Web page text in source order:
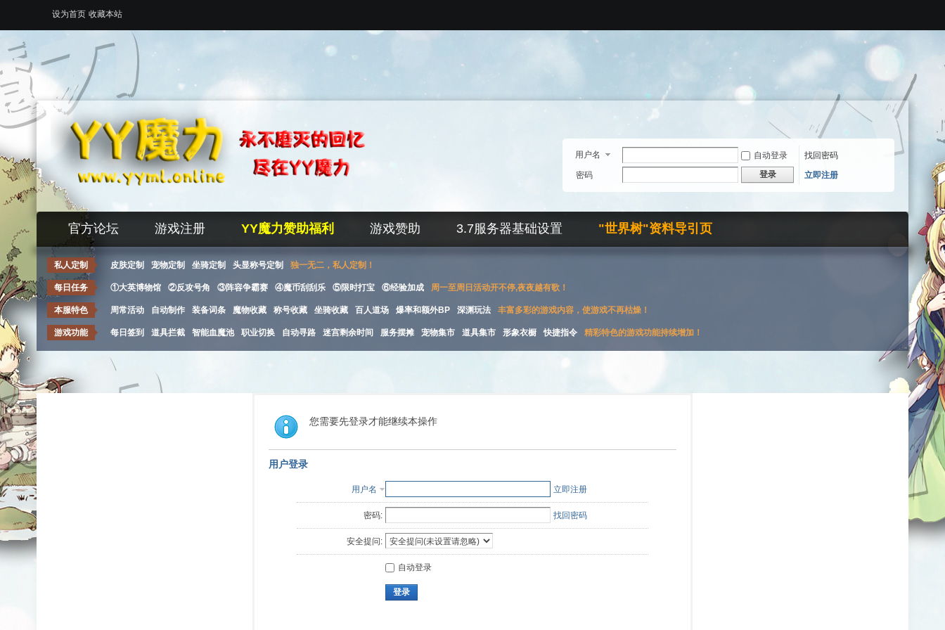
设为首页 收藏本站
用户名 自动登录
找回密码
密码
登录 立即注册
官方论坛 游戏注册 YY魔力赞助福利 游戏赞助 3.7服务器基础设置 "世界树"资料导引页
私人定制 皮肤定制 宠物定制 坐骑定制 头显称号定制 独一无二，私人定制！
每日任务 ①大英博物馆 ②反攻号角 ③阵容争霸赛 ④魔币刮刮乐 ⑤限时打宝 ⑥经验加成 周一至周日活动开不停,夜夜越有歌！
本服特色 周常活动 自动制作 装备词条 魔物收藏 称号收藏 坐骑收藏 百人道场 爆率和额外BP 深渊玩法 丰富多彩的游戏内容，使游戏不再枯燥！
游戏功能 每日签到 道具拦截 智能血魔池 职业切换 自动寻路 迷宫剩余时间 服务摆摊 宠物集市 道具集市 形象衣橱 快捷指令 精彩特色的游戏功能持续增加！
您需要先登录才能继续本操作
用户登录
用户名 立即注册
密码: 找回密码
安全提问:
自动登录
登录